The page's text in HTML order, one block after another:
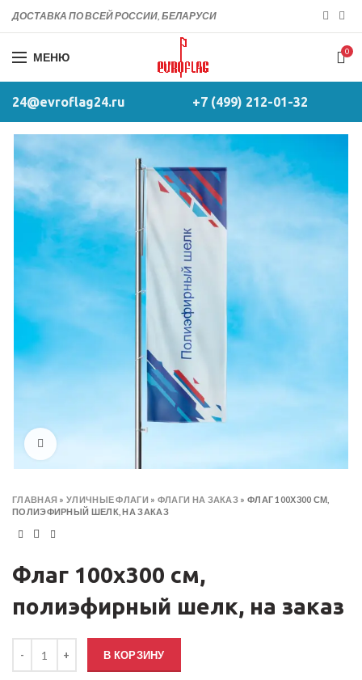
ДОСТАВКА ПО ВСЕЙ РОССИИ, БЕЛАРУСИ
МЕНЮ 0
24@evroflag24.ru +7 (499) 212-01-32
ГЛАВНАЯ »УЛИЧНЫЕ ФЛАГИ » ФЛАГИ НА ЗАКАЗ » ФЛАГ 100Х300 СМ,
ПОЛИЭФИРНЫЙ ШЕЛК, НА ЗАКАЗ
Флаг 100х300 см,
полиэфирный шелк, на заказ
В КОРЗИНУ